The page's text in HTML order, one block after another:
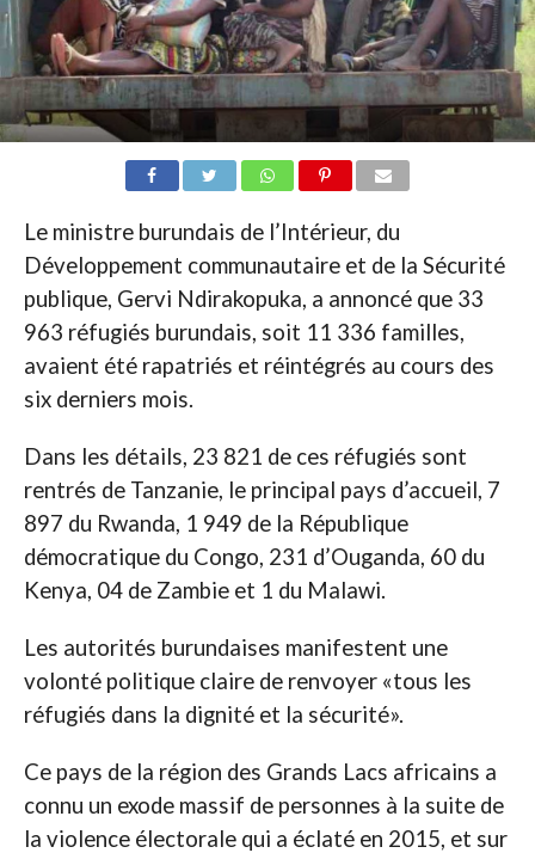
Le ministre burundais de l’Intérieur, du
Développement communautaire et de la Sécurité
publique, Gervi Ndirakopuka, a annoncé que 33
963 réfugiés burundais, soit 11 336 familles,
avaient été rapatriés et réintégrés au cours des
six derniers mois.
Dans les détails, 23 821 de ces réfugiés sont
rentrés de Tanzanie, le principal pays d’accueil, 7
897 du Rwanda, 1 949 de la République
démocratique du Congo, 231 d’Ouganda, 60 du
Kenya, 04 de Zambie et 1 du Malawi.
Les autorités burundaises manifestent une
volonté politique claire de renvoyer «tous les
réfugiés dans la dignité et la sécurité».
Ce pays de la région des Grands Lacs africains a
connu un exode massif de personnes à la suite de
la violence électorale qui a éclaté en 2015, et sur